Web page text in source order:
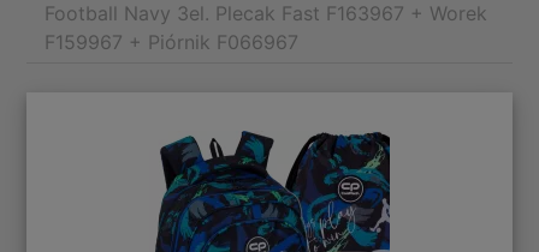
Football Navy 3el. Plecak Fast F163967 + Worek
F159967 + Piórnik F066967